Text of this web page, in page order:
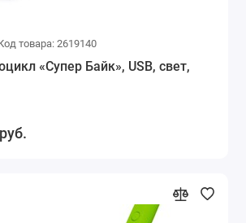
товара: 2619140
«Супер Байк», USB, свет,